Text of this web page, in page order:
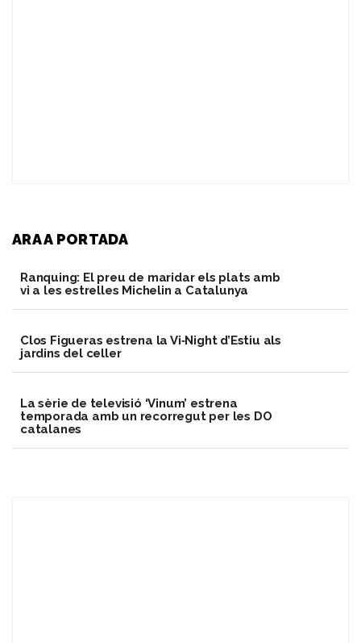
ARA A PORTADA
Ranquing: El preu de maridar els plats amb
vi a les estrelles Michelin a Catalunya
Clos Figueras estrena la Vi‑Night d’Estiu als
jardins del celler
La sèrie de televisió ‘Vinum’ estrena
temporada amb un recorregut per les DO
catalanes